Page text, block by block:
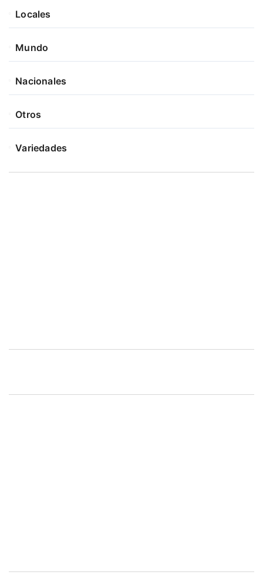
Locales
Mundo
Nacionales
Otros
Variedades